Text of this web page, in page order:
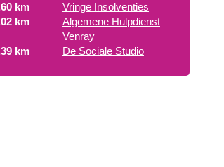
km
Vringe Insolventies
km
Algemene Hulpdienst
Venray
km
De Sociale Studio